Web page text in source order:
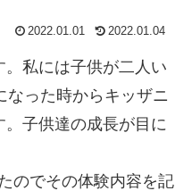
2022.01.01 2022.01.04
私には子供が二人い
なった時からキッザニ
子供達の成長が目に
のでその体験内容を記